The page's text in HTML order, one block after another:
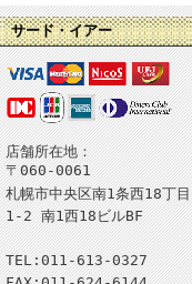
サード・イアー
店舗所在地：
〒060-0061
札幌市中央区南1条西18丁目
1-2 南1西18ビルBF
TEL:011-613-0327